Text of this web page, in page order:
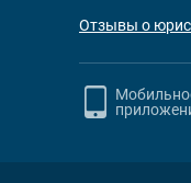
Отзывы о